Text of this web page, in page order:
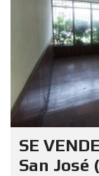
SE
San José